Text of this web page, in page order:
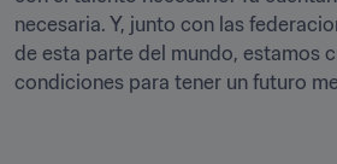
necesaria. Y, junto con las
de esta parte del mundo, estamos
condiciones para tener un futuro